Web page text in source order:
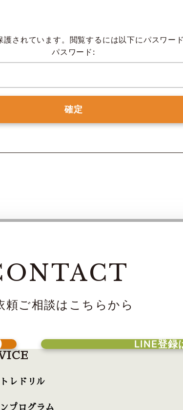
護されています。閲覧するには以下にパスワー
パスワード:
頼ご相談はこちらから
LINE登録
レドリル
プログラム